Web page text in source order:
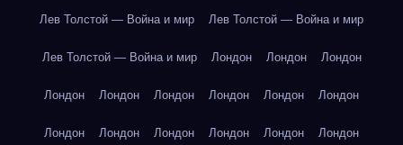
Лев Толстой — Война и мир Лев Толстой — Война и мир
Лев Толстой — Война и мир Лондон Лондон Лондон
Лондон Лондон Лондон Лондон Лондон Лондон
Лондон Лондон Лондон Лондон Лондон Лондон